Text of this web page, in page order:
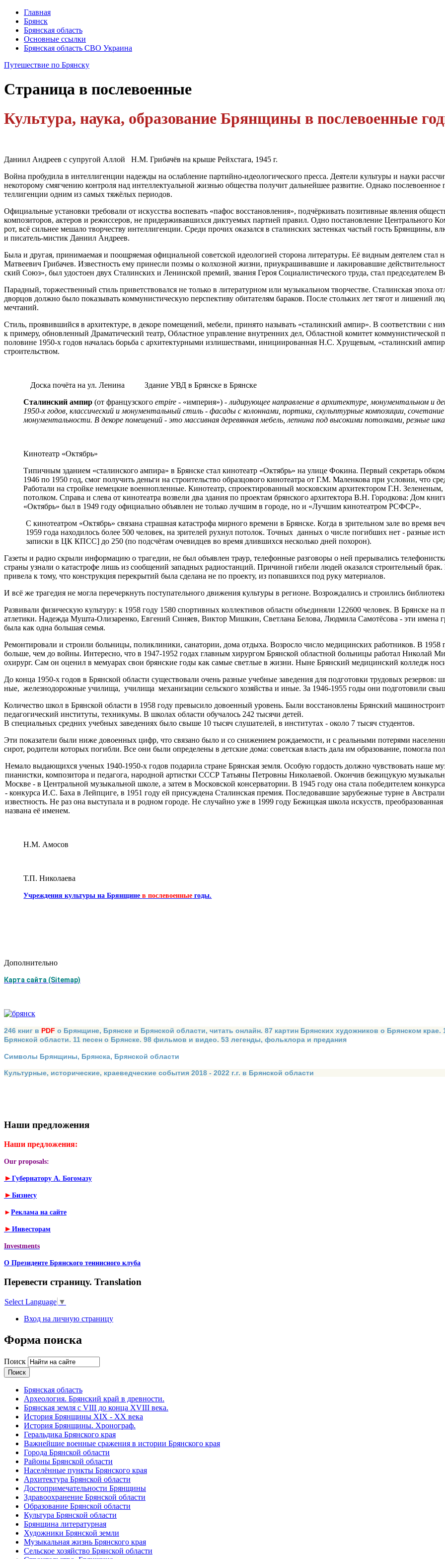
Главная
Брянск
Брянская область
Основные ссылки
Брянская область СВО Украина
Путешествие по Брянску
Страница в послевоенные
Культура, наука, образование Брянщины в послевоенные
Даниил Андреев с супругой Аллой Н.М. Грибачёв на крыше Рейхстага, 1945 г.
Война пробудила в интеллигенции надежды на ослабление партийно-идеологического пресса. Деятели культуры и науки
некоторому смягчению контроля над интеллектуальной жизнью общества получит дальнейшее развитие. Однако послевоенное
теллигенции одним из самых тяжёлых периодов.
Официальные установки требовали от искусства воспевать «пафос вос­становления», подчёркивать позитивные явления
композиторов, актеров и режиссе­ров, не придерживавшихся диктуемых партией правил. Одно постановление Центрального
рот, всё сильнее мешало творчеству интеллигенции. Среди прочих оказался в сталинских застенках частый гость
и писатель-мистик Даниил Андреев.
Была и другая, принимаемая и поощряемая официальной советской иде­ологией сторона литературы. Её видным деятелем стал
Матвеевич Грибачев. Известность ему принесли поэмы о колхозной жизни, приукрашивавшие и лакировавшие
ский Союз», был удостоен двух Сталинских и Ленинской премий, звания Героя Социалистического труда, стал председателем
Парадный, торжественный стиль приветствовался не только в литера­турном или музыкальном творчестве. Сталинская эпоха
дворцов должно было показывать коммунистическую перспективу обитателям бараков. После стольких лет тя­гот и лишений
мечтаний.
Стиль, проявившийся в архитектуре, в декоре помещений, мебели, при­нято называть «сталинский ампир». В соответствии с
к примеру, обновленный Драма­тический театр, Областное управление внутренних дел, Областной комитет
половине 1950-х годов началась борьба с архитектурными излишествами, инициированная Н.С. Хрущевым, «сталинский
строительством.
Доска почёта на ул. Ленина Здание УВД в Брянске в Брянске
Сталинский ампир(от французскогоempire - «империя») -лидирующее направление в архитектуре, монументальном и
1950-х годов, классический и монументальный стиль - фасады с колонна­ми, портики, скульптурные композиции,
монументальности. В декоре поме­щений - это массивная деревянная мебель, лепнина под высокими потолками, резные
Кинотеатр «Октябрь»
Типичным зданием «сталинского ампира» в Брянске стал кинотеатр «Октябрь» на улице Фокина. Первый секретарь
1946 по 1950 год, смог получить день­ги на строительство образцового кинотеатра от Г.М. Маленкова при условии, что
Рабо­тали на стройке немецкие военнопленные. Кинотеатр, спроектированный московским архитектором Г.Н.
потолком. Справа и слева от кинотеатра возвели два здания по проектам брянского архитектора В.Н. Городкова: Дом
«Октябрь» был в 1949 году официально объявлен не толь­ко лучшим в городе, но и «Лучшим кино­театром РСФСР».
С кинотеатром «Октябрь» связана страшная катастрофа мирного времени в Брянске. Когда в зрительном зале во время
1959 года находилось более 500 чело­век, на зрителей рухнул потолок. Точных данных о числе погибших нет - разные
записки в ЦК КПСС] до 250 (по подсчётам очевидцев во время длившихся несколько дней похорон).
Газеты и радио скрыли информацию о трагедии, не был объявлен траур, телефонные разговоры о ней прерывались
страны узнали о катастрофе лишь из сообщений западных радиостанций. Причиной гибели людей оказался строи­тельный брак.
привела к тому, что конструкция перекрытий была сделана не по проекту, из попавшихся под руку материалов.
И всё же трагедия не могла перечеркнуть поступательного движения культуры в регионе. Возрождались и строились
Развивали физическую культуру: к 1958 году 1580 спортивных коллек­тивов области объединяли 122600 человек. В Брянске на
атлетики. Надежда Мушта-Олизаренко, Евгений Синяев, Виктор Мишкин, Светлана Белова, Людмила Самотёсова - эти имена
была как одна большая семья.
Ремонтировали и строили больницы, поликлиники, санатории, дома от­дыха. Возросло число медицинских работников. В 1958
больше, чем до войны. Интересно, что в 1947-1952 годах главным хирургом Брянской областной больницы работал
охирург. Сам он оценил в мемуарах свои брянские годы как самые светлые в жизни. Ныне Брянский ме­дицинский колледж
До конца 1950-х годов в Брянской области су­ществовали очень разные учебные заведения для подготовки трудовых
ные, железнодорожные училища, училища механизации сельского хозяйства и иные. За 1946-1955 годы они подготовили
Количество школ в Брянской об­ласти в 1958 году превысило довоенный уровень. Были восстановлены Брянский
педаго­гический институты, техникумы. В школах области обучалось 242 тысячи детей.
В специальных средних учебных заведениях было свыше 10 тысяч слушателей, в институтах - около 7 тысяч студентов.
Эти показатели были ниже довоенных цифр, что связано было и со сни­жением рождаемости, и с реальными потерями
сирот, родители которых погибли. Все они были определены в детские дома: советская власть дала им образова­ние, помогла
Немало выдающихся ученых 1940-1950-х годов подарила стране Брян­ская земля. Особую гордость должно чувствовать наше
пианистки, композитора и педагога, народной артистки СССР Татьяны Петровны Николаевой. Окончив бежицукую
Москве - в Центральной музыкальной школе, а затем в Московской консерватории. В 1945 году она стала победителем
- конкурса И.С. Баха в Лейпциге, в 1951 году ей присуждена Сталинская премия. Последовавшие зарубежные турне в
известность. Не раз она выступала и в родном городе. Не случайно уже в 1999 году Бежицкая школа искусств,
названа её именем.
Н.М. Амосов
Т.П. Николаева
Учреждения культуры на Брянщинев послевоенные годы.
Дополнительно
Карта сайта (Sitemap)
246 книг в PDF о Брянщине, Брянске и Брянской области, читать онлайн. 87 картин Брянских художников о Брянском
Брянской области. 11 песен о Брянске. 98 фильмов и видео. 53 легенды, фольклора и предания
Символы Брянщины, Брянска, Брянской области
Культурные, исторические, краеведческие события 2018 - 2022 г.г. в Брянской области
Наши предложения
Наши предложения:
Our proposals:
► Губернатору А. Богомазу
► Бизнесу
► Реклама на сайте
► Инвесторам
Investments
О Президенте Брянского теннисного клуба
Перевести страницу. Translation
Select Language ▼
Вход на личную страницу
Форма поиска
Поиск
Брянская область
Археология. Брянский край в древности.
Брянская земля с VIII до конца XVIII века.
История Брянщины XIX - XX века
История Брянщины. Хронограф.
Геральдика Брянского края
Важнейшие военные сражения в истории Брянского края
Города Брянской области
Районы Брянской области
Населённые пункты Брянского края
Архитектура Брянской области
Достопримечательности Брянщины
Здравоохранение Брянской области
Образование Брянской области
Культура Брянской области
Брянщина литературная
Художники Брянской земли
Музыкальная жизнь Брянского края
Сельское хозяйство Брянской области